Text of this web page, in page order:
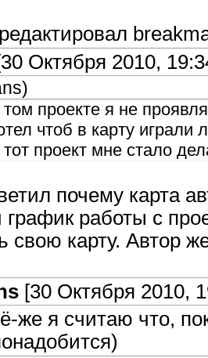
Октября 2010,
)
проекте я не
чтоб в карту
проект мне стало
почему карта
график работы с
свою карту. Автор
[30 Октября 2010,
же я считаю что,